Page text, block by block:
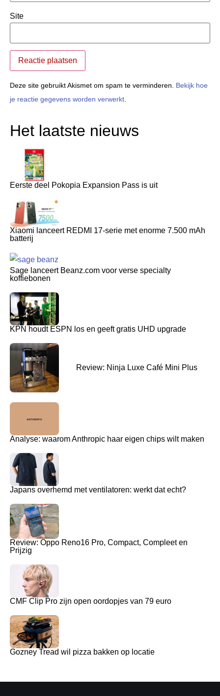
Site
Deze site gebruikt Akismet om spam te verminderen. Bekijk hoe
je reactie gegevens worden verwerkt
Het laatste nieuws
Eerste deel Pokopia Expansion Pass is uit
Xiaomi lanceert REDMI 17-serie met enorme 7.500 mAh
batterij
Sage lanceert Beanz.com voor verse specialty
koffiebonen
KPN houdt ESPN los en geeft gratis UHD upgrade
Review: Ninja Luxe Café Mini Plus
Analyse: waarom Anthropic haar eigen chips wilt maken
Japans overhemd met ventilatoren: werkt dat echt?
Review: Oppo Reno16 Pro, Compact, Compleet en
Prijzig
CMF Clip Pro zijn open oordopjes van 79 euro
Gozney Tread wil pizza bakken op locatie